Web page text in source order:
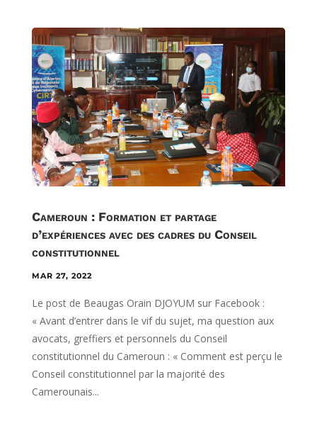
Cameroun : Formation et partage
d’expériences avec des cadres du Conseil
constitutionnel
MAR 27, 2022
Le post de Beaugas Orain DJOYUM sur Facebook :
« Avant d’entrer dans le vif du sujet, ma question aux
avocats, greffiers et personnels du Conseil
constitutionnel du Cameroun : « Comment est perçu le
Conseil constitutionnel par la majorité des
Camerounais...